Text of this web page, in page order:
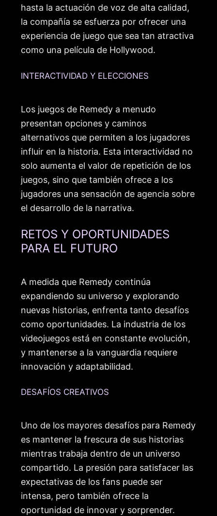
hasta la actuación de voz de alta calidad,
la compañía se esfuerza por ofrecer una
experiencia de juego que sea tan atractiva
como una película de Hollywood.
INTERACTIVIDAD Y ELECCIONES
Los juegos de Remedy a menudo
presentan opciones y caminos
alternativos que permiten a los jugadores
influir en la historia. Esta interactividad no
solo aumenta el valor de repetición de los
juegos, sino que también ofrece a los
jugadores una sensación de agencia sobre
el desarrollo de la narrativa.
RETOS Y OPORTUNIDADES
PARA EL FUTURO
A medida que Remedy continúa
expandiendo su universo y explorando
nuevas historias, enfrenta tanto desafíos
como oportunidades. La industria de los
videojuegos está en constante evolución,
y mantenerse a la vanguardia requiere
innovación y adaptabilidad.
DESAFÍOS CREATIVOS
Uno de los mayores desafíos para Remedy
es mantener la frescura de sus historias
mientras trabaja dentro de un universo
compartido. La presión para satisfacer las
expectativas de los fans puede ser
intensa, pero también ofrece la
oportunidad de innovar y sorprender.